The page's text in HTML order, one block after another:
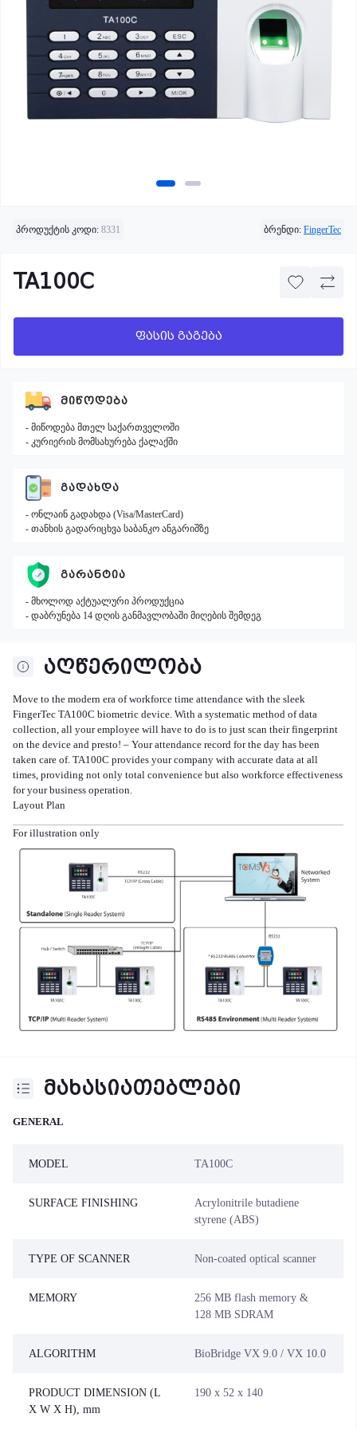
პროდუქტის კოდი: 8331 ბრენდი: FingerTec
TA100C
ფასის გაგება
აღწერილობა
Move to the modern era of workforce time attendance with the sleek
FingerTec TA100C biometric device. With a systematic method of data
collection, all your employee will have to do is to just scan their fingerprint
on the device and presto! – Your attendance record for the day has been
taken care of. TA100C provides your company with accurate data at all
times, providing not only total convenience but also workforce effectiveness
for your business operation.
Layout Plan
For illustration only
მახასიათებლები
GENERAL
MODEL TA100C
SURFACE FINISHING
Acrylonitrile butadiene
styrene (ABS)
TYPE OF SCANNER Non-coated optical scanner
MEMORY
256 MB flash memory &
128 MB SDRAM
ALGORITHM BioBridge VX 9.0 / VX 10.0
PRODUCT DIMENSION (L
X W X H), mm
190 x 52 x 140
ᲛᲘᲬᲝᲓᲔᲑᲐ
- მიწოდება მთელ საქართველოში
- კურიერის მომსახურება ქალაქში
ᲒᲐᲓᲐᲮᲓᲐ
- ონლაინ გადახდა (Visa/MasterCard)
- თანხის გადარიცხვა საბანკო ანგარიშზე
ᲒᲐᲠᲐᲜᲢᲘᲐ
- მხოლოდ აქტუალური პროდუქცია
- დაბრუნება 14 დღის განმავლობაში მიღების შემდეგ